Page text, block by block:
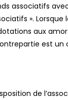
associatifs
».
aux
est un
de